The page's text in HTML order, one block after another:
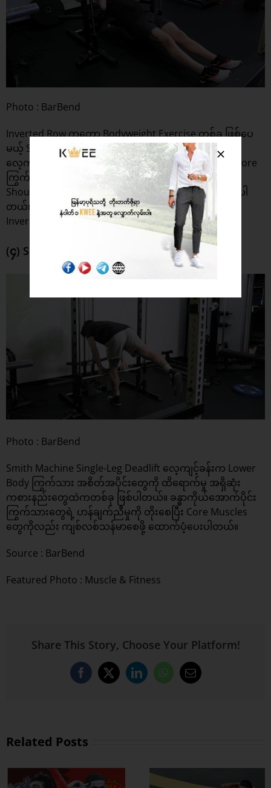
Photo : BarBend
Inverted Row ကတော့ Bodyweight Exercise တစ်ခု ဖြစ်ပေ
မယ့် Smith Machine နဲ့ ကစားဖို့ အသင့်လျော်ဆုံးပါပဲ။ ဒီ
လေ့ကျင့်ခန်းက Upper Body အတွက် အလွန်ကောင်းပြီး Core
ကြွက်သားတွေရဲ့ Strength ကို တက်စေသလို Back ၊
Shoulders နဲ့ Arms Muscles တွေကိုလည်း ထိရောက်မှု ရှိပါ
တယ်။ Pull-ups မဆွဲနိုင်သေးတဲ့ Beginners တွေအနေနဲ့
Inverted Row ကို ကစားနိုင်ပါတယ်။
(၄) Smith Machine Single-Leg Deadlift
Photo : BarBend
Smith Machine Single-Leg Deadlift လေ့ကျင့်ခန်းက Lower
Body ကြွက်သား အစိတ်အပိုင်းတွေကို ထိရောက်မှု အရှိဆုံး
ကစားနည်းတွေထဲကတစ်ခု ဖြစ်ပါတယ်။ ခန္ဓာကိုယ်အောက်ပိုင်း
ကြွက်သားတွေရဲ့ ဟန်ချက်ညီမှုကို တိုးစေပြီး Core Muscles
တွေကိုလည်း ကျစ်လစ်သန်မာစေဖို့ ထောက်ပံ့ပေးပါတယ်။
Source : BarBend
Featured Photo : Muscle & Fitness
Share This Story, Choose Your Platform!
Facebook
X LinkedInWhatsApp
Email
Related Posts